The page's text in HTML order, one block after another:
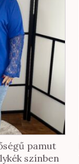
pamut
színben